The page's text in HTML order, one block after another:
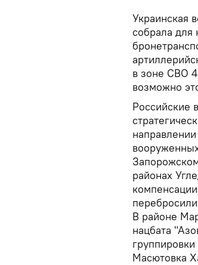
Украинская
собрала для
в зоне СВО
возможно
Российские
районах
В районе
нацбата
Масютовка